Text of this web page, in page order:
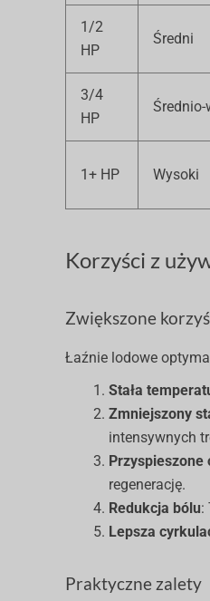
1/2
HP
Średni
3/4
HP
1+ HP Wysoki
Korzyści z
Zwiększone
Łaźnie lodowe
Stała
Zmniejszony
intensywnych
Przyspieszone
regenerację.
Redukcja bólu:
Lepsza
Praktyczne zalety